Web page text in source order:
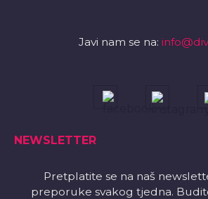
Javi nam se na:
NEWSLETTER
Pretplatite se na naš
preporuke svakog tjedna.